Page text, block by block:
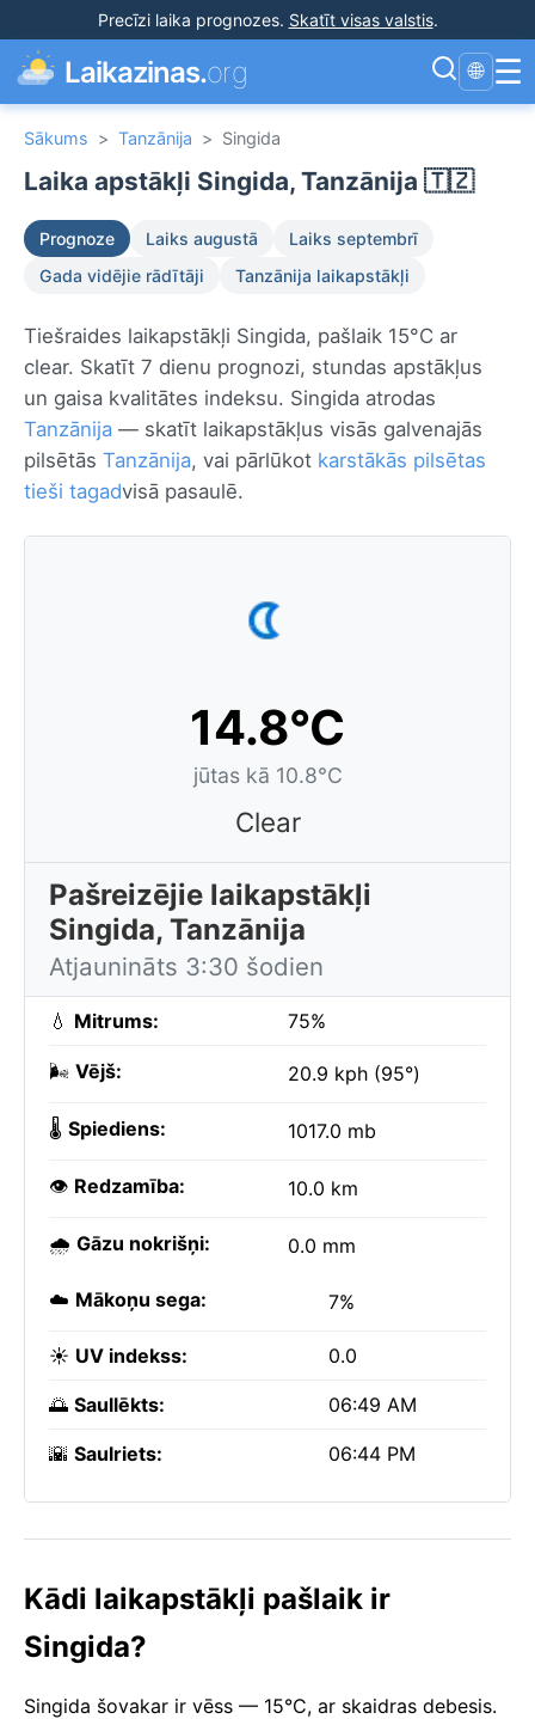
Precīzi laika prognozes. Skatīt visas valstis.
Laikazinas.org 🌐 ☰
Sākums > Tanzānija > Singida
Laika apstākļi Singida, Tanzānija 🇹🇿
Prognoze Laiks augustā
Laiks septembrī
Gada vidējie rādītāji
Tanzānija laikapstākļi
Tiešraides laikapstākļi Singida, pašlaik 15°C ar
clear. Skatīt 7 dienu prognozi, stundas apstākļus
un gaisa kvalitātes indeksu. Singida atrodas
Tanzānija — skatīt laikapstākļus visās galvenajās
pilsētās Tanzānija, vai pārlūkot karstākās pilsētas
tieši tagadvisā pasaulē.
14.8°C
jūtas kā 10.8°C
Clear
Pašreizējie laikapstākļi
Singida, Tanzānija
Atjaunināts 3:30 šodien
💧 Mitrums: 75%
🌬️ Vējš: 20.9 kph (95°)
🌡️ Spiediens: 1017.0 mb
👁️ Redzamība: 10.0 km
🌧️ Gāzu nokrišņi: 0.0 mm
☁️ Mākoņu sega: 7%
☀️ UV indekss: 0.0
🌅 Saullēkts: 06:49 AM
🌇 Saulriets: 06:44 PM
Kādi laikapstākļi pašlaik ir
Singida?
Singida šovakar ir vēss — 15°C, ar skaidras debesis.